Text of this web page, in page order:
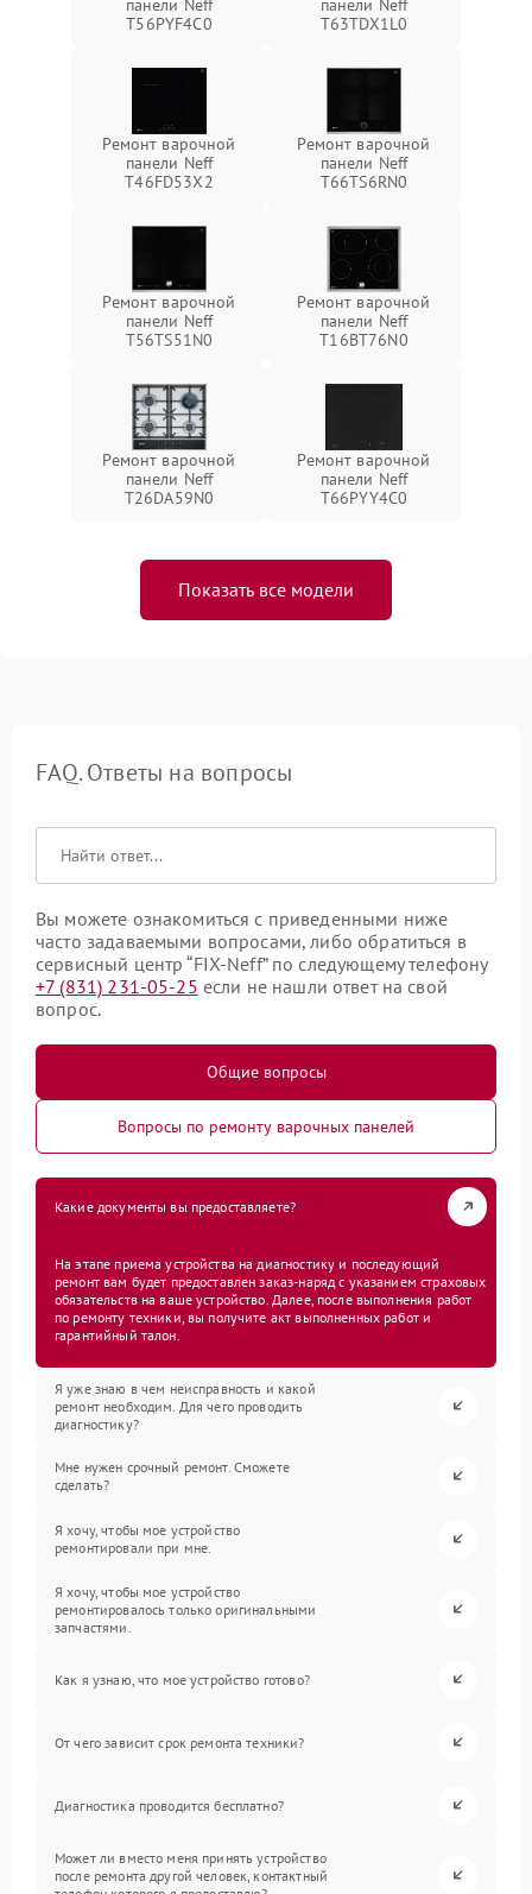
панели Neff
T56PYF4C0
панели Neff
T63TDX1L0
Ремонт варочной
панели Neff
T46FD53X2
Ремонт варочной
панели Neff
T66TS6RN0
Ремонт варочной
панели Neff
T56TS51N0
Ремонт варочной
панели Neff
T16BT76N0
Ремонт варочной
панели Neff
T26DA59N0
Ремонт варочной
панели Neff
T66PYY4C0
Показать все модели
FAQ. Ответы на вопросы
Вы можете ознакомиться с приведенными ниже
часто задаваемыми вопросами, либо обратиться в
сервисный центр “FIX-Neff” по следующему телефону
+7 (831) 231-05-25 если не нашли ответ на свой
вопрос.
Общие вопросы
Вопросы по ремонту варочных панелей
Какие документы вы предоставляете?
На этапе приема устройства на диагностику и последующий
ремонт вам будет предоставлен заказ-наряд с указанием страховых
обязательств на ваше устройство. Далее, после выполнения работ
по ремонту техники, вы получите акт выполненных работ и
гарантийный талон.
Я уже знаю в чем неисправность и какой
ремонт необходим. Для чего проводить
диагностику?
Мне нужен срочный ремонт. Сможете
сделать?
Я хочу, чтобы мое устройство
ремонтировали при мне.
Я хочу, чтобы мое устройство
ремонтировалось только оригинальными
запчастями.
Как я узнаю, что мое устройство готово?
От чего зависит срок ремонта техники?
Диагностика проводится бесплатно?
Может ли вместо меня принять устройство
после ремонта другой человек, контактный